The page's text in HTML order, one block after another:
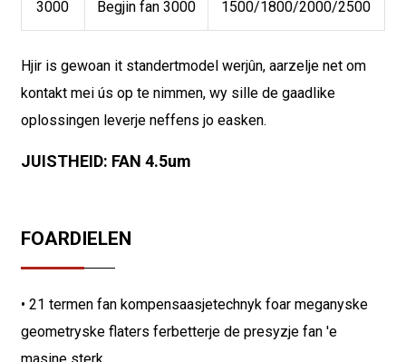
3000 Begjin fan 3000 1500/1800/2000/2500
Hjir is gewoan it standertmodel werjûn, aarzelje net om
kontakt mei ús op te nimmen, wy sille de gaadlike
oplossingen leverje neffens jo easken.
JUISTHEID: FAN 4.5um
FOARDIELEN
• 21 termen fan kompensaasjetechnyk foar meganyske
geometryske flaters ferbetterje de presyzje fan 'e